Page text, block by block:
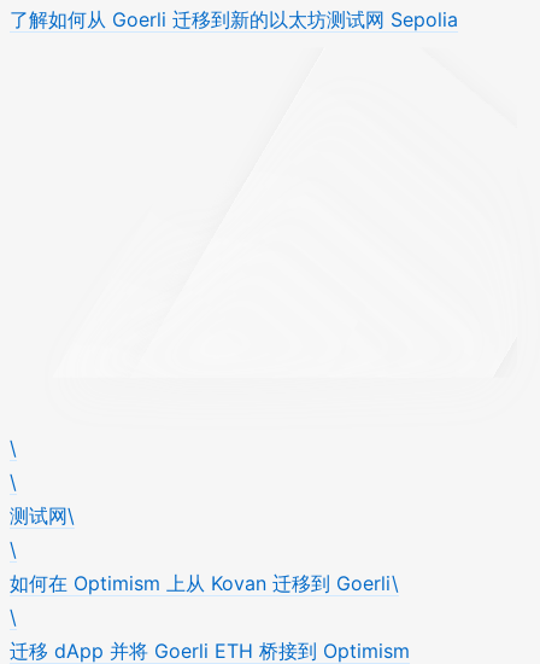
了解如何从 Goerli 迁移到新的以太坊测试网 Sepolia
\
\
测试网\
\
如何在 Optimism 上从 Kovan 迁移到 Goerli\
\
迁移 dApp 并将 Goerli ETH 桥接到 Optimism